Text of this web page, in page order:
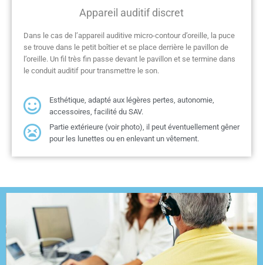
Appareil auditif discret
Dans le cas de l’appareil auditive micro-contour d’oreille, la puce
se trouve dans le petit boîtier et se place derrière le pavillon de
l’oreille. Un fil très fin passe devant le pavillon et se termine dans
le conduit auditif pour transmettre le son.
Esthétique, adapté aux légères pertes, autonomie,
accessoires, facilité du SAV.
Partie extérieure (voir photo), il peut éventuellement gêner
pour les lunettes ou en enlevant un vêtement.